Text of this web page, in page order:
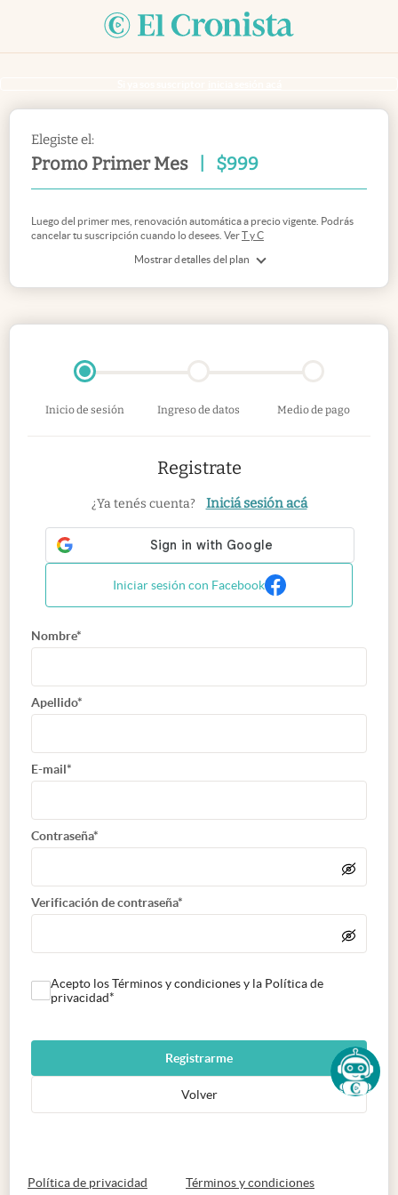
Elegiste el:
Promo Primer Mes $999
Mostrar detalles del plan
Luego del primer mes, renovación automática a precio vigente. Podrás
cancelar tu suscripción cuando lo desees. VerT y C
Inicio de sesión Ingreso de datos Medio de pago
Registrate
¿Ya tenés cuenta? Iniciá sesión acá
Iniciar sesión con Facebook
Nombre*
Apellido*
E-mail*
Contraseña*
Verificación de contraseña*
Acepto los Términos y condiciones y la Política de
privacidad*
Registrarme
Volver
Política de privacidad abre en nueva pestaña
Términos y condicionesabre en nueva